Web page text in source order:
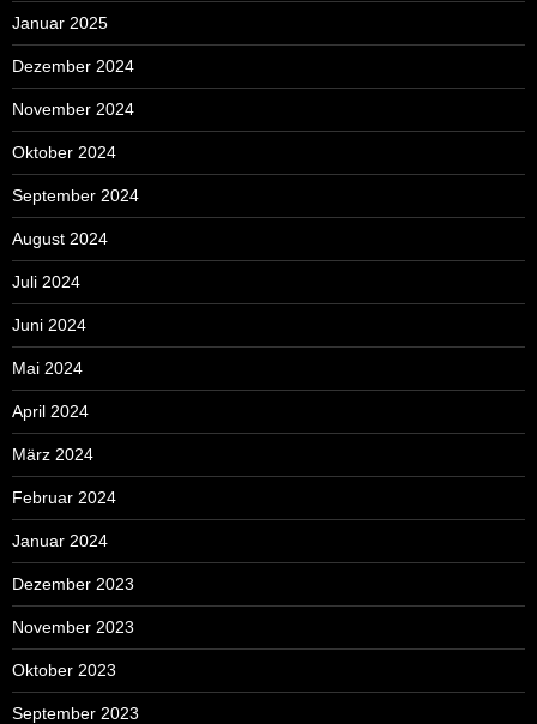
Januar 2025
Dezember 2024
November 2024
Oktober 2024
September 2024
August 2024
Juli 2024
Juni 2024
Mai 2024
April 2024
März 2024
Februar 2024
Januar 2024
Dezember 2023
November 2023
Oktober 2023
September 2023